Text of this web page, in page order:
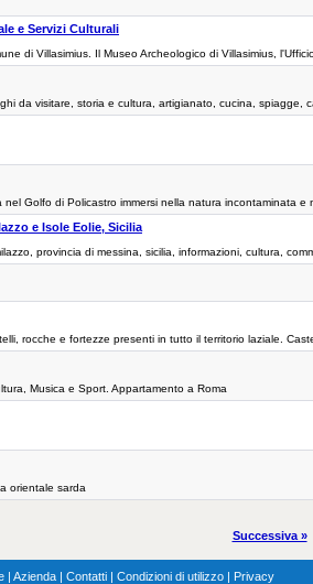
e Servizi Culturali
di Villasimius. Il Museo Archeologico di Villasimius,
da visitare, storia e cultura, artigianato, cucina,
Golfo di Policastro immersi nella natura incontaminata e
e Isole Eolie, Sicilia
provincia di messina, sicilia, informazioni, cultura,
rocche e fortezze presenti in tutto il territorio laziale.
Musica e Sport. Appartamento a Roma
orientale sarda
Successiva »
| Azienda| Contatti| Condizioni di utilizzo| Privacy